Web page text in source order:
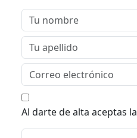
Al darte de alta aceptas la